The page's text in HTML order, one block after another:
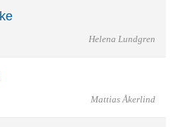
Helena Lundgren
Mattias Åkerlind